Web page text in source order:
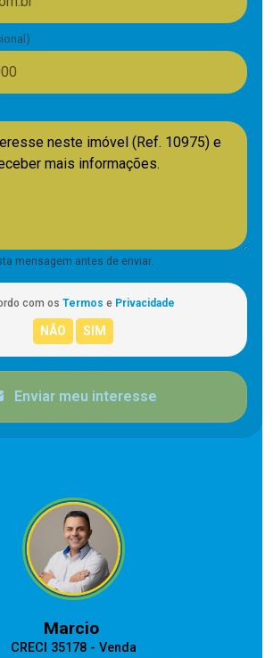
mensagem antes de enviar.
com os Termos e Privacidade
Enviar meu interesse
Marcio
CRECI 35178 - Venda